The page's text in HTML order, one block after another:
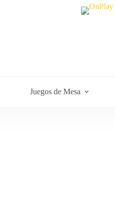
Juegos de Mesa